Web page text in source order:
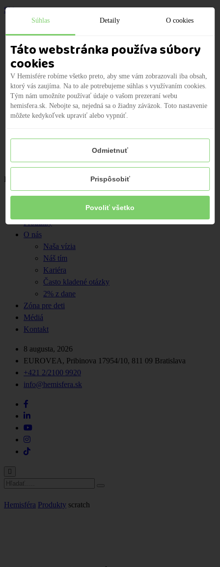
Skip to content
Produkty
O nás
Naša vízia
Náš tím
Kariéra
Často kladené otázky
Kontakt
Po - Pia | 09:00 - 18:00 +421 2/2100 9920
Produkty
O nás
Naša vízia
Náš tím
Kariéra
Často kladené otázky
2% z dane
Zóna pre deti
Médiá
Kontakt
8 augusta, 2026
EUROVEA, Pribinova 17954/10, 811 09 Bratislava
+421 2/2100 9920
info@hemisfera.sk
Hemisféra Produkty scratch
Súhlas Detaily O cookies
Táto webstránka používa súbory
cookies
V Hemisfére robíme všetko preto, aby sme vám zobrazovali iba obsah,
ktorý vás zaujíma. Na to ale potrebujeme súhlas s využívaním cookies.
Tým nám umožníte používať údaje o vašom prezeraní webu
hemisfera.sk. Nebojte sa, nejedná sa o žiadny záväzok. Toto nastavenie
môžete kedykoľvek upraviť alebo vypnúť.
Odmietnuť
Prispôsobiť
Povoliť všetko